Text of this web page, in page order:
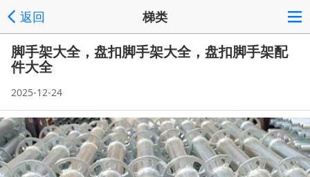
返回 梯类
脚手架大全，盘扣脚手架大全，盘扣脚手架配
件大全
2025-12-24